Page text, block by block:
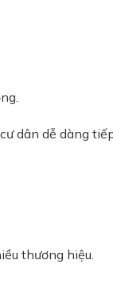
dân dễ dàng
thương hiệu.